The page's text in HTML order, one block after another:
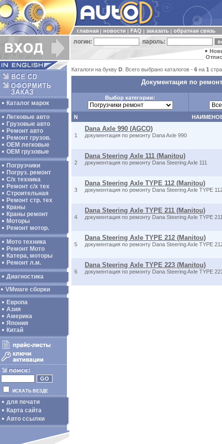
главная новости FAQ заказать обратная связь
логин: пароль:
Каталог марок
Легковые авто
Грузовые авто
Ремонт авто
Ремонт грузов.
ОЕМ легковые
OEM грузовые
Погрузчики
Погруз. ремонт
С/х техника
Ремонт с/х тех
Строительная
Ремонт стр. тех
Краны
Краны ремонт
Моторы
Ремонт мотор.
Мото техника
Ремонт Мото
Катера, моторы
Ремонт л.м.
Диагностика
VMware сборки
Европа
Азия
Америка
Япония
Китай
ИСКАТЬ ВЕЗДЕ
для печати
Карта сайта
Авто ссылки
Каталоги на букву D . Всего выбрано каталогов - 6 на 1
Документация по
Выбор категории:
N
1
Dana Axle 990 (AGCO)
документация по ремонту Dana Axle 990
2
Dana Steering Axle 111 (Manitou)
документация по ремонту Dana Steering Axle 111
3
Dana Steering Axle TYPE 112 (Manitou)
документация по ремонту Dana Steering Axle TYPE
4
Dana Steering Axle TYPE 211 (Manitou)
документация по ремонту Dana Steering Axle TYPE
5
Dana Steering Axle TYPE 212 (Manitou)
документация по ремонту Dana Steering Axle TYPE
6
Dana Steering Axle TYPE 223 (Manitou)
документация по ремонту Dana Steering Axle TYPE